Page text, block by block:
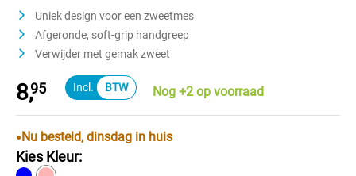
Uniek design voor een zweetmes
Afgeronde, soft-grip handgreep
Verwijder met gemak zweet
8,95 Nog +2 op voorraad
Nu besteld, dinsdag in huis
Kies Kleur: